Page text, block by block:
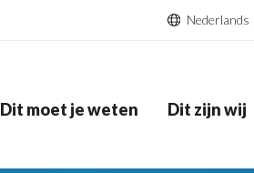
Nederlands
Dit moet je weten Dit zijn wij